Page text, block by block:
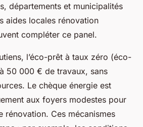
départements et municipalités
aides locales rénovation
compléter ce panel.
l’éco-prêt à taux zéro (éco-
50 000 € de travaux, sans
Le chèque énergie est
aux foyers modestes pour
rénovation. Ces mécanismes